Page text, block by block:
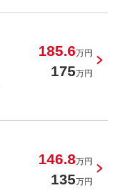
185.6万円
175万円
146.8万円
135万円